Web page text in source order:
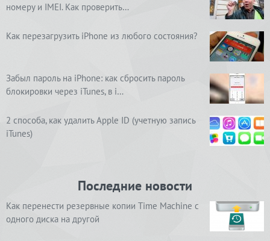
номеру и IMEI. Как проверить…
Как перезагрузить iPhone из любого состояния?
Забыл пароль на iPhone: как сбросить пароль
блокировки через iTunes, в i…
2 способа, как удалить Apple ID (учетную запись
iTunes)
Последние новости
Как перенести резервные копии Time Machine с
одного диска на другой